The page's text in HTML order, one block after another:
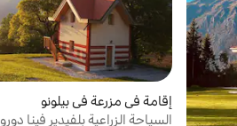
إقامة في مزرعة في بيلونو
السياحة الزراعية بلفيدير فينا دورو